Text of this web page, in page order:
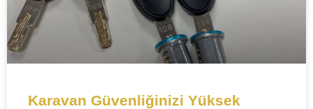
Karavan Güvenliğinizi Yüksek